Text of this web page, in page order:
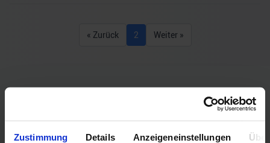
Zustimmung Details Anzeigeneinstellungen
« Zurück 2 Weiter »
Könnte dich auch interessieren